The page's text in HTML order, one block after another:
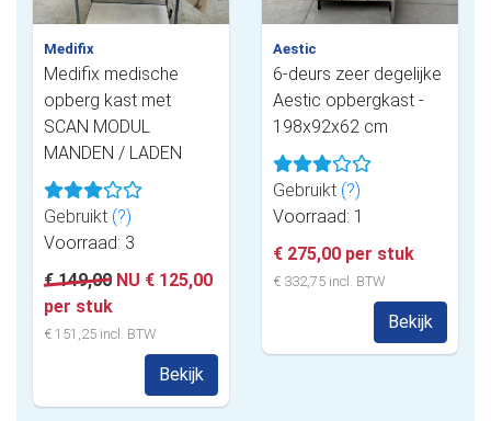
Medifix
Medifix medische
opberg kast met
SCAN MODUL
MANDEN / LADEN
Gebruikt (?)
Voorraad: 3
€ 149,00 NU € 125,00
per stuk
€ 151,25 incl. BTW
Bekijk
Aestic
6-deurs zeer degelijke
Aestic opbergkast -
198x92x62 cm
Gebruikt (?)
Voorraad: 1
€ 275,00 per stuk
€ 332,75 incl. BTW
Bekijk